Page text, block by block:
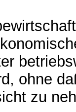
ohne
zu